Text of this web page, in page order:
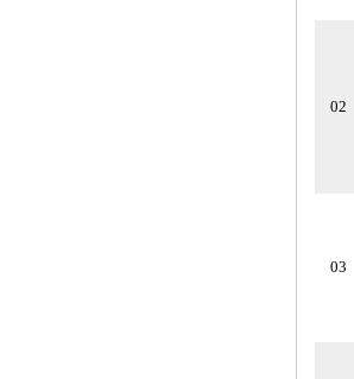
02
03